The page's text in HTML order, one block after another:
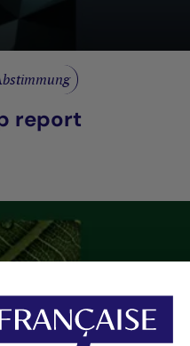
report